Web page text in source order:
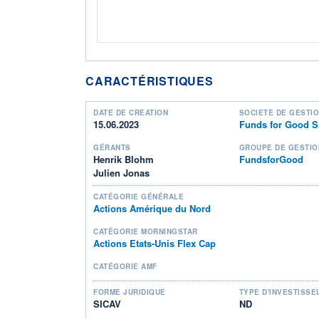
CARACTÉRISTIQUES
DATE DE CRÉATION
15.06.2023
SOCIÉTÉ DE
Funds for Good
GÉRANTS
Henrik Blohm
Julien Jonas
GROUPE DE
FundsforGood
CATÉGORIE GÉNÉRALE
Actions Amérique du Nord
CATÉGORIE MORNINGSTAR
Actions Etats-Unis Flex Cap
CATÉGORIE AMF
FORME JURIDIQUE
SICAV
TYPE
ND